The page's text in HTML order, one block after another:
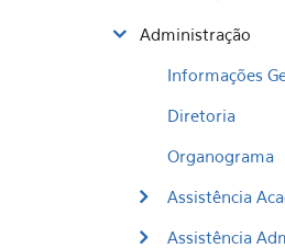
Administração
Informações
Diretoria
Organograma
Assistência
Assistência